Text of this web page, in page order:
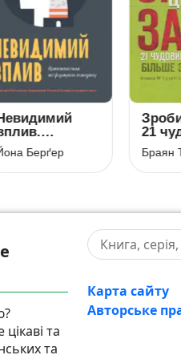
Зроби це
21 чудовий
спосіб
більше за
менший час
Браян Трейсі
та
та
Карта сайту
Авторське